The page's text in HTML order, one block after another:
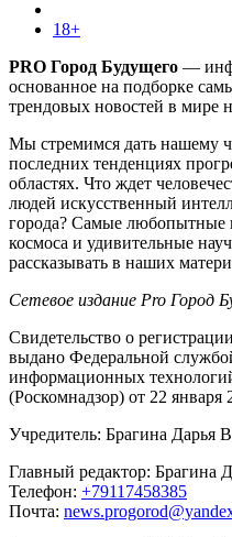
18+
PRO Город Будущего —
основанное на подборке
трендовых новостей в мире
Мы стремимся дать нашему
последних тенденциях
областях. Что ждет
людей искусственный
города? Самые любопытные
космоса и удивительные
рассказывать в наших
Сетевое издание Pro Город
Свидетельство о
выдано Федеральной
информационных
(Роскомнадзор) от 22 января
Учредитель: Брагина Дарья
Главный редактор: Брагина
Телефон: +79117458385
Почта: